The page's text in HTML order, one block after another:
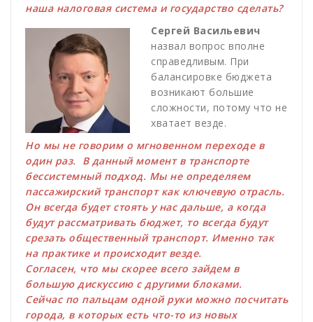
наша налоговая система и государство сделать?
Сергей Васильевич
назвал вопрос вполне
справедливым. При
балансировке бюджета
возникают большие
сложности, потому что не
хватает везде.
Но мы не говорим о мгновенном переходе в
один раз. В данный момент в транспорте
бессистемный подход. Мы не определяем
пассажирский транспорт как ключевую отрасль.
Он всегда будет стоять у нас дальше, а когда
будут рассматривать бюджет, то всегда будут
срезать общественный транспорт. Именно так
на практике и происходит везде.
Согласен, что мы скорее всего зайдем в
большую дискуссию с другими блоками.
Сейчас по пальцам одной руки можно посчитать
города, в которых есть что-то из новых